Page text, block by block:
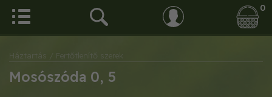
0
Háztartás / Fertőtlenítő szerek
Mosószóda 0, 5